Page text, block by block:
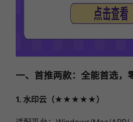
一、首推两款：全能首选，
1. 水印云（★★★★★）